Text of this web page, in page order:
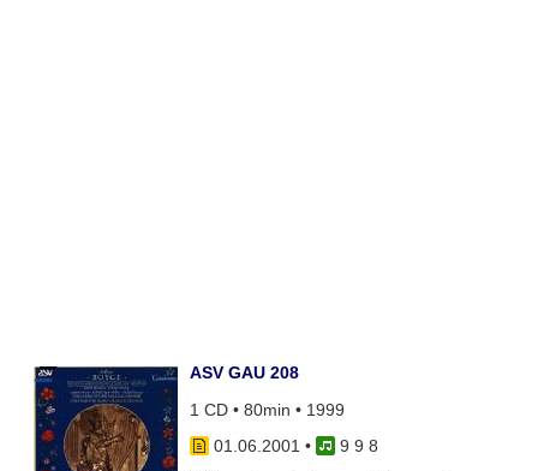
ASV GAU 208
1 CD • 80min • 1999
01.06.2001 •
9 9 8